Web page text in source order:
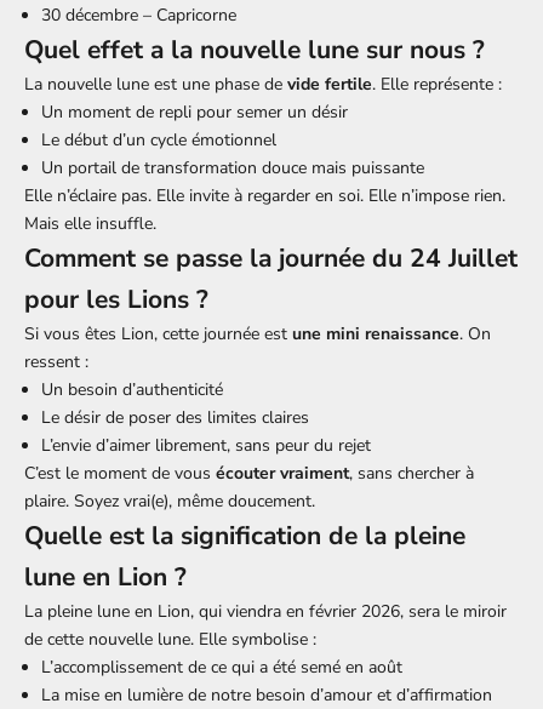
30 décembre – Capricorne
Quel effet a la nouvelle lune sur nous ?
La nouvelle lune est une phase de vide fertile. Elle représente :
Un moment de repli pour semer un désir
Le début d’un cycle émotionnel
Un portail de transformation douce mais puissante
Elle n’éclaire pas. Elle invite à regarder en soi. Elle n’impose rien.
Mais elle insuffle.
Comment se passe la journée du 24 Juillet
pour les Lions ?
Si vous êtes Lion, cette journée est une mini renaissance. On
ressent :
Un besoin d’authenticité
Le désir de poser des limites claires
L’envie d’aimer librement, sans peur du rejet
C’est le moment de vous écouter vraiment, sans chercher à
plaire. Soyez vrai(e), même doucement.
Quelle est la signification de la pleine
lune en Lion ?
La pleine lune en Lion, qui viendra en février 2026, sera le miroir
de cette nouvelle lune. Elle symbolise :
L’accomplissement de ce qui a été semé en août
La mise en lumière de notre besoin d’amour et d’affirmation